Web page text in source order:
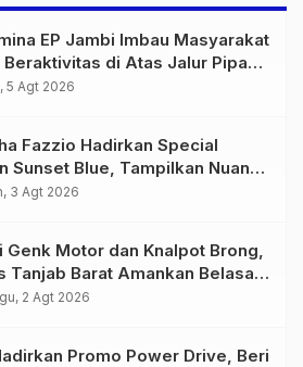
EP Jambi Imbau Masyarakat
di Atas Jalur Pipa
Demi Keselamatan Bersama
5 Agt 2026
Fazzio Hadirkan Special
Sunset Blue, Tampilkan Nuansa
yang Semakin Skena
3 Agt 2026
Genk Motor dan Knalpot Brong,
Tanjab Barat Amankan Belasan
2 Agt 2026
Promo Power Drive, Beri